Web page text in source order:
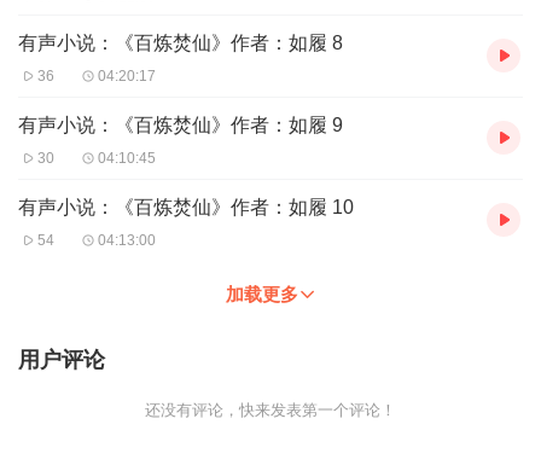
有声小说：《百炼焚仙》作者：如履 8
36 04:20:17
有声小说：《百炼焚仙》作者：如履 9
30 04:10:45
有声小说：《百炼焚仙》作者：如履 10
54 04:13:00
加载更多
用户评论
还没有评论，快来发表第一个评论！